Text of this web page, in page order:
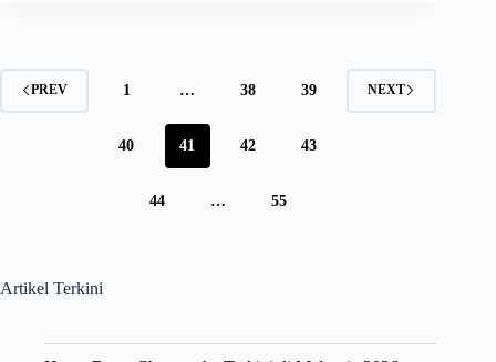
PREV 1 … 38 39
40 41 42 43
44 … 55
NEXT
Artikel Terkini